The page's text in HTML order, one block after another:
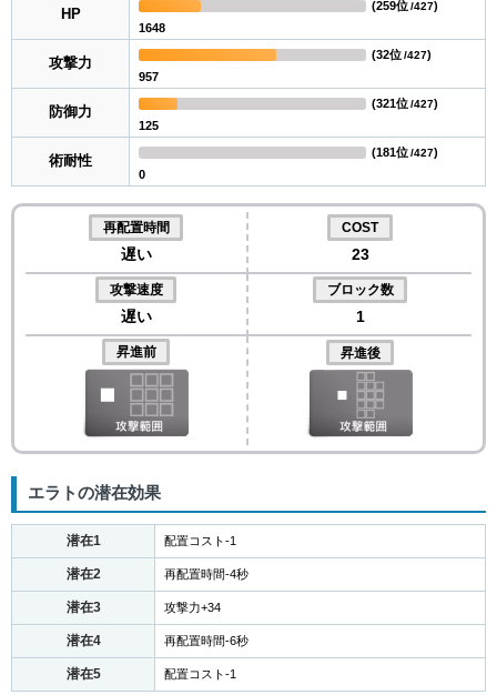
HP
1648
(259位/427)
攻撃力
957
(32位/427)
防御力
125
(321位/427)
術耐性
0
(181位/427)
再配置時間
遅い
COST
23
攻撃速度
遅い
ブロック数
1
昇進前 昇進後
エラトの潜在効果
潜在1 配置コスト-1
潜在2 再配置時間-4秒
潜在3 攻撃力+34
潜在4 再配置時間-6秒
潜在5 配置コスト-1